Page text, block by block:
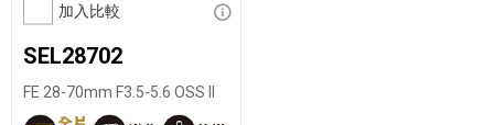
加入比較 顯示資訊
SEL28702
FE 28-70mm F3.5-5.6 OSS II